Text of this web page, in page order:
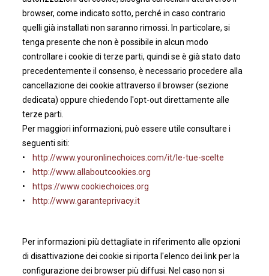
browser, come indicato sotto, perché in caso contrario
quelli già installati non saranno rimossi. In particolare, si
tenga presente che non è possibile in alcun modo
controllare i cookie di terze parti, quindi se è già stato dato
precedentemente il consenso, è necessario procedere alla
cancellazione dei cookie attraverso il browser (sezione
dedicata) oppure chiedendo l'opt-out direttamente alle
terze parti.
Per maggiori informazioni, può essere utile consultare i
seguenti siti:
• http://www.youronlinechoices.com/it/le-tue-scelte
• http://www.allaboutcookies.org
• https://www.cookiechoices.org
• http://www.garanteprivacy.it
Per informazioni più dettagliate in riferimento alle opzioni
di disattivazione dei cookie si riporta l'elenco dei link per la
configurazione dei browser più diffusi. Nel caso non si